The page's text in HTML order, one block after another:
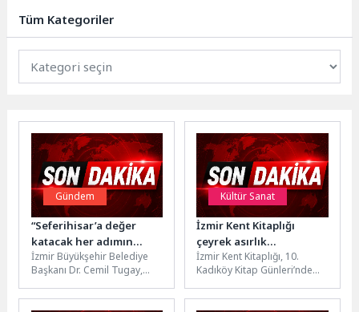
Tüm Kategoriler
Gündem
“Seferihisar’a değer
katacak her adımın
yanında olacağız”
İzmir Büyükşehir Belediye
Başkanı Dr. Cemil Tugay,
belediye çalışmalarını
Kültür Sanat
İzmir Kent Kitaplığı
çeyrek asırlık
deneyimini İstanbullu
okurlarla buluşturdu
İzmir Kent Kitaplığı, 10.
Kadıköy Kitap Günleri’nde
kültürüne ve kent belleğine...